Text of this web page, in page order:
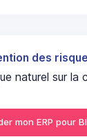
des
naturel sur la
mon ERP pour